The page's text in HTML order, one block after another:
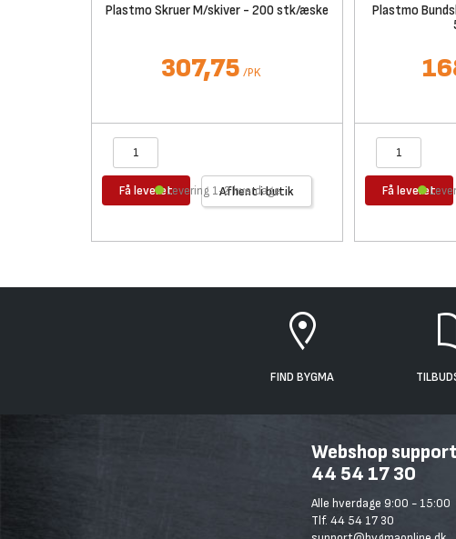
Plastmo Skruer M/skiver - 200 stk/æske
307,75 /PK
Få leveret Afhent i butik
Levering 1-2 hverdage
Plastmo
Få leveret
FIND BYGMA
Webshop
44 54 17 30
Alle hverdage 9:00 - 15:00
Tlf. 44 54 17 30